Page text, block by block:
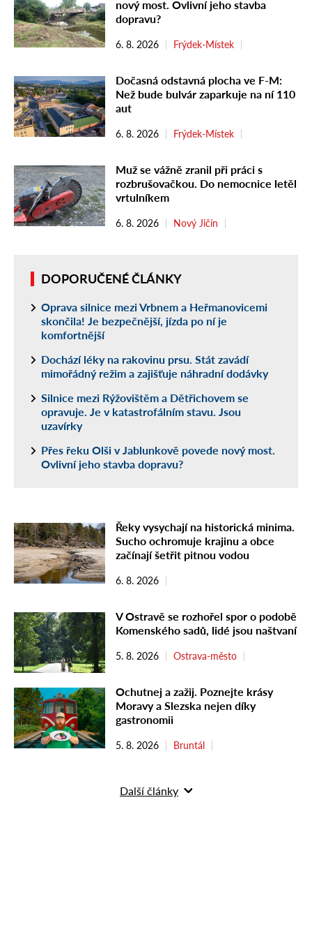
nový most. Ovlivní jeho stavba
dopravu?
6. 8. 2026 Frýdek-Místek
Dočasná odstavná plocha ve F-M:
Než bude bulvár zaparkuje na ní 110
aut
6. 8. 2026 Frýdek-Místek
Muž se vážně zranil při práci s
rozbrušovačkou. Do nemocnice letěl
vrtulníkem
6. 8. 2026 Nový Jičín
DOPORUČENÉ ČLÁNKY
Oprava silnice mezi Vrbnem a Heřmanovicemi
skončila! Je bezpečnější, jízda po ní je
komfortnější
Dochází léky na rakovinu prsu. Stát zavádí
mimořádný režim a zajišťuje náhradní dodávky
Silnice mezi Rýžovištěm a Dětřichovem se
opravuje. Je v katastrofálním stavu. Jsou
uzavírky
Přes řeku Olši v Jablunkově povede nový most.
Ovlivní jeho stavba dopravu?
Řeky vysychají na historická minima.
Sucho ochromuje krajinu a obce
začínají šetřit pitnou vodou
6. 8. 2026
V Ostravě se rozhořel spor o podobě
Komenského sadů, lidé jsou naštvaní
5. 8. 2026 Ostrava-město
Ochutnej a zažij. Poznejte krásy
Moravy a Slezska nejen díky
gastronomii
5. 8. 2026 Bruntál
Další články